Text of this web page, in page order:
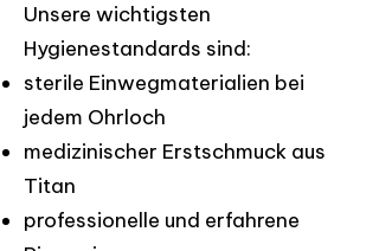
Unsere wichtigsten
Hygienestandards sind:
sterile Einwegmaterialien bei
jedem Ohrloch
medizinischer Erstschmuck aus
Titan
professionelle und erfahrene